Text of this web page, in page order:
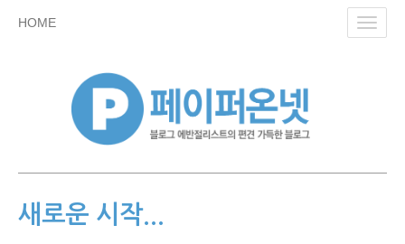
HOME
새로운 시작...